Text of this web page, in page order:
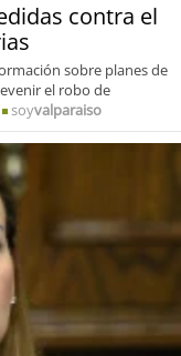
contra el
sobre planes de
el robo de
soyvalparaiso